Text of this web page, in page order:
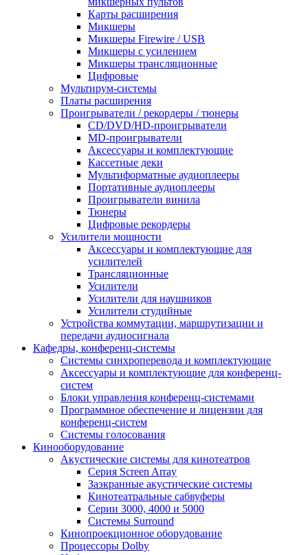
Карты расширения
Микшеры
Микшеры Firewire / USB
Микшеры с усилением
Микшеры трансляционные
Цифровые
Мультирум-системы
Платы расширения
Проигрыватели / рекордеры / тюнеры
CD/DVD/HD-проигрыватели
MD-проигрыватели
Аксессуары и комплектующие
Кассетные деки
Мультиформатные аудиоплееры
Портативные аудиоплееры
Проигрыватели винила
Тюнеры
Цифровые рекордеры
Усилители мощности
Аксессуары и комплектующие для
усилителей
Трансляционные
Усилители
Усилители для наушников
Усилители студийные
Устройства коммутации, маршрутизации и
передачи аудиосигнала
Кафедры, конференц-системы
Cистемы синхроперевода и комплектующие
Аксессуары и комплектующие для конференц-
систем
Блоки управления конференц-системами
Программное обеспечение и лицензии для
конференц-систем
Системы голосования
Кинооборудование
Акустические системы для кинотеатров
Cерия Screen Array
Заэкранные акустические системы
Кинотеатральные сабвуферы
Серии 3000, 4000 и 5000
Системы Surround
Кинопроекционное оборудование
Процессоры Dolby